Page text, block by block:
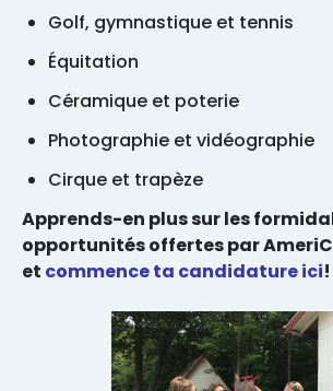
Golf, gymnastique et tennis
Équitation
Céramique et poterie
Photographie et vidéographie
Cirque et trapèze
Apprends-en plus sur les
opportunités offertes par
et commence ta candidature ici!